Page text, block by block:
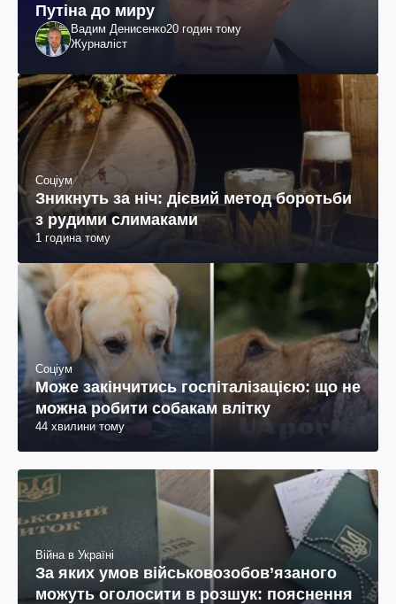
Путіна до миру
Вадим Денисенко20 годин тому
Журналіст
Соціум
Зникнуть за ніч: дієвий метод боротьби
з рудими слимаками
1 година тому
Соціум
Може закінчитись госпіталізацією: що не
можна робити собакам влітку
44 хвилини тому
Війна в Україні
За яких умов військовозобов’язаного
можуть оголосити в розшук: пояснення